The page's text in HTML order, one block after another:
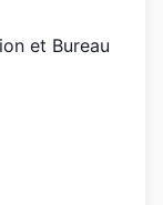
et Bureau